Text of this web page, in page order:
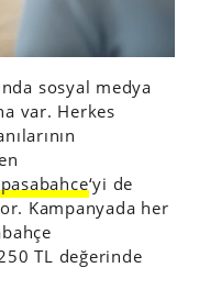
sosyal medya
var. Herkes
‘yi de
Kampanyada her
TL değerinde